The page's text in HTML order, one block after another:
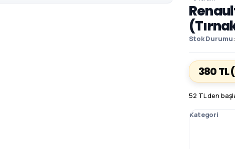
Stok Durumu
380 TL
52 TL den
Kategori